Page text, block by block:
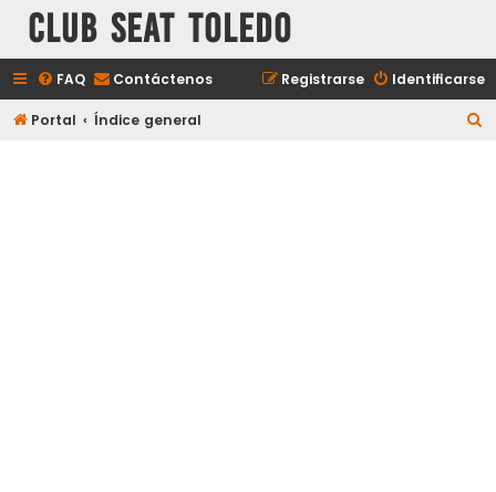
Club Seat Toledo
FAQ Contáctenos Identificarse
Registrarse
Portal Índice general